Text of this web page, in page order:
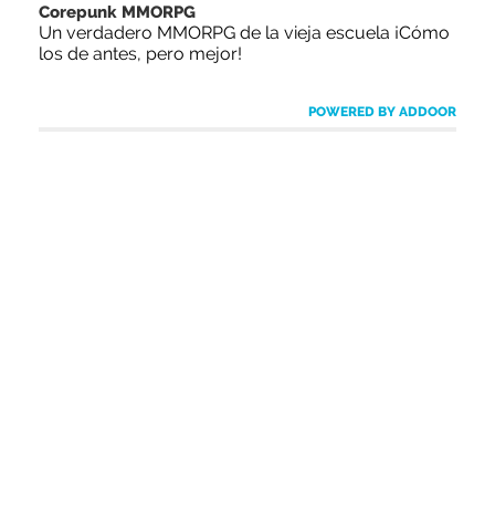
Corepunk MMORPG
Un verdadero MMORPG de la vieja escuela ¡Cómo
los de antes, pero mejor!
POWERED BY ADDOOR